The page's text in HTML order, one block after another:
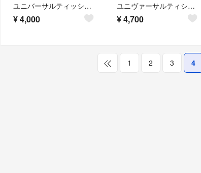
ユニバーサルティッシュ ノーカラージャケット
¥4,000
ユニヴァーサルティシュ チュニック
¥4,700
1 2 3 4